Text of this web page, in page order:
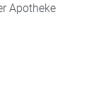
Apotheke